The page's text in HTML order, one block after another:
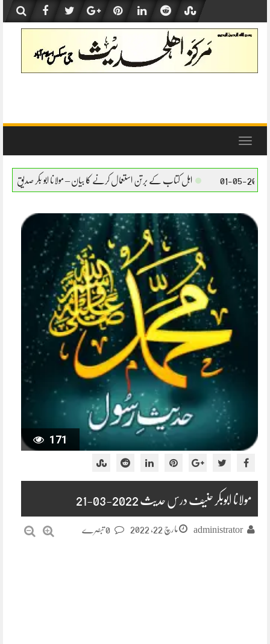
content
Toggle
کتاب کے برتن استعمال کرنے کا بیان – مولانا ابو بکر صدیق حفظہ اللہ اہل کتاب کے برتن
171
مولانا ابوبکر حنیف درس حدیث 2022-03-21
administrator مارچ 22, 2022